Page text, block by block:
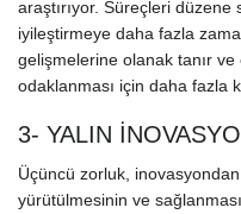
araştırıyor. Süreçleri
iyileştirmeye daha fazla
gelişmelerine olanak tanır
odaklanması için daha fazla
3- YALIN
Üçüncü zorluk,
yürütülmesinin ve